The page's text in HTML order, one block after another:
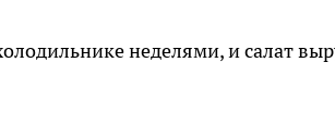
неделями, и салат